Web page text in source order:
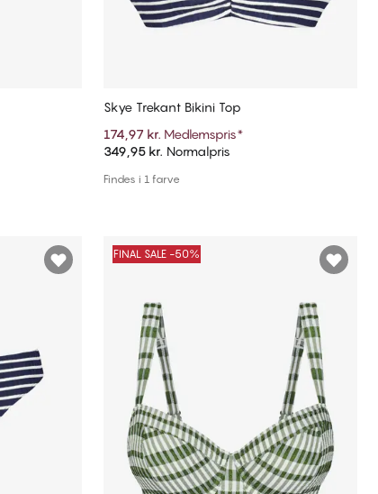
Tilføj til kurv
Skye Trekant Bikini Top
174,97 kr. Medlemspris*
349,95 kr. Normalpris
Findes i 1 farve
FINAL SALE -50%